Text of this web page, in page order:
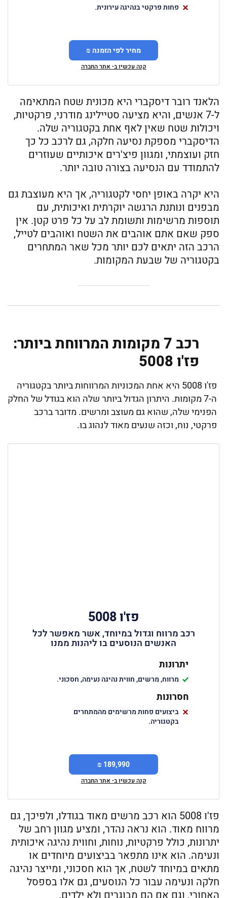
פחות פרקטי בנהיגה עירונית.
מחיר לפי הזמנה ₪
קנה עכשיו ב- אתר החברה
הלאנד רובר דיסקברי היא מכונית שטח המתאימה
ל-7 אנשים, והיא מציעה סטיילינג מודרני, פרקטיות,
ויכולות שטח שאין לאף אחת בקטגוריה שלה.
הדיסקברי מספקת נסיעה חלקה, גם לרכב כל כך
חזק ועוצמתי, ומגוון פיצ'רים איכותיים שעוזרים
להתמודד עם הנסיעה בצורה טובה יותר.
היא יקרה באופן יחסי לקטגוריה, אך היא מעוצבת גם
מבפנים ונותנת הרגשה יוקרתית ואיכותית, עם
תוספות מרשימות ותשומת לב על כל פרט קטן. אין
ספק שאם אתם אוהבים את השטח ואוהבים לטייל,
הרכב הזה יתאים לכם יותר מכל שאר המתחרים
בקטגוריה של שבעת המקומות.
רכב 7 מקומות המרווחת ביותר:
פז'ו 5008
פז'ו 5008 היא אחת המכוניות המרווחות ביותר בקטגוריה
ה-7 מקומות. היתרון הגדול ביותר שלה הוא בגודל של החלק
הפנימי שלה, שהוא גם מעוצב ומרשים. מדובר ברכב
פרקטי, נוח, וכזה שנעים מאוד לנהוג בו.
פז'ו 5008
רכב מרווח וגדול במיוחד, אשר מאפשר לכל
האנשים הנוסעים בו ליהנות ממנו
יתרונות
מרווח, מרשים, חווית נהיגה נעימה, חסכוני.
חסרונות
ביצועים פחות מרשימים מהמתחרים
בקטגוריה.
189,990 ₪
קנה עכשיו ב- אתר החברה
פז'ו 5008 הוא רכב מרשים מאוד בגודלו, ולפיכך, גם
מרווח מאוד. הוא נראה נהדר, ומציע מגוון רחב של
יתרונות, כולל פרקטיות, נוחות, וחווית נהיגה איכותית
ונעימה. הוא אינו מתפאר בביצועים מיוחדים או
מתאים במיוחד לשטח, אך הוא חסכוני, ומייצר נהיגה
חלקה ונעימה עבור כל הנוסעים, גם אלו בספסל